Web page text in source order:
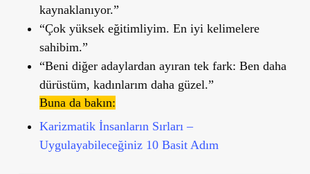
kaynaklanıyor.”
“Çok yüksek eğitimliyim. En iyi kelimelere
sahibim.”
“Beni diğer adaylardan ayıran tek fark: Ben daha
dürüstüm, kadınlarım daha güzel.”
Buna da bakın:
Karizmatik İnsanların Sırları –
Uygulayabileceğiniz 10 Basit Adım